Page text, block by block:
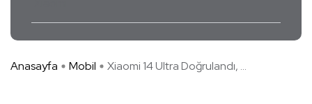
Anasayfa Mobil Xiaomi 14 Ultra Doğrulandı, ...